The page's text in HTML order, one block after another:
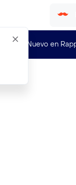
¿Nuevo en